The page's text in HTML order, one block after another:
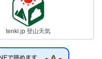
tenki.jp 登山天気